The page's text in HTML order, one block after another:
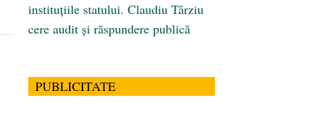
instituțiile statului. Claudiu Târziu
cere audit și răspundere publică
PUBLICITATE